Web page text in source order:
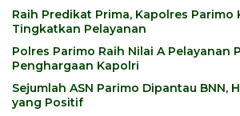
Raih Predikat Prima, Kapolres Parimo
Tingkatkan Pelayanan
Polres Parimo Raih Nilai A Pelayanan
Penghargaan Kapolri
Sejumlah ASN Parimo Dipantau BNN,
yang Positif